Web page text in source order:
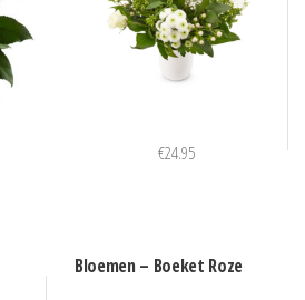
€24.95
Bloemen – Boeket Roze